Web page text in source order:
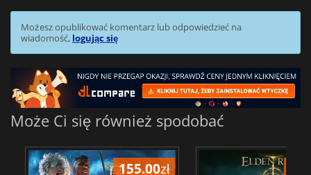
Możesz opublikować komentarz lub odpowiedzieć na
wiadomość, logując się
Może Ci się również spodobać
155.00zł